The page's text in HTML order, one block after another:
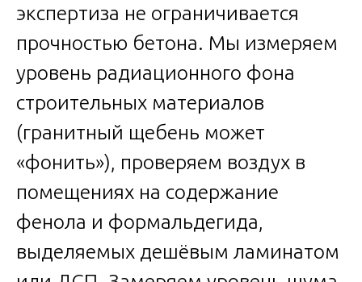
экспертиза не ограничивается
прочностью бетона. Мы измеряем
уровень радиационного фона
строительных материалов
(гранитный щебень может
«фонить»), проверяем воздух в
помещениях на содержание
фенола и формальдегида,
выделяемых дешёвым ламинатом